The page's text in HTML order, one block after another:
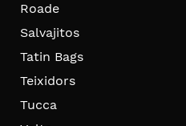
Roade
Salvajitos
Tatin Bags
Teixidors
Tucca